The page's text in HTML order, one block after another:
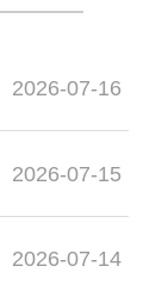
2026-07-16
2026-07-15
2026-07-14